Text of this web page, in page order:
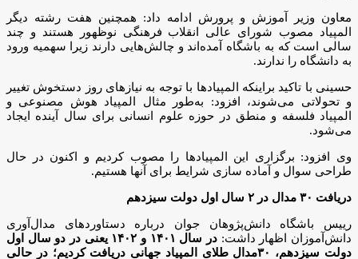
معاون وزیر آموزش و پرورش ادامه داد: همچنین هفت رشته دیگر
المپیاد مصوب شورای عالی انقلاب فرهنگی نوظهور هستند و چند
سالی است که به باشگاه آمده‌اند و چالش‌هایی دارند زیرا سهمیه ورود
به دانشگاه را ندارند.
حسینی با تاکید براینکه المپیادها با توجه به نیازهای روز دستخوش تغییر
و تحولاتی می‌شوند، افزود: به‌طور مثال المپیاد هوش مصنوعی و
المپیاد فلسفه و منطق در حوزه علوم انسانی برای سال آینده ایجاد
می‌شود.
وی افزود: برگزاری این المپیادها را مصوب کردیم و اکنون در حال
طراحی سوال و آماده سازی شرایط برای آنها هستیم.
دریافت ۳۰ مدال در ۲ سال اول دولت سیزدهم
رییس باشگاه دانش‌پژوهان جوان درباره دستاوردهای مدال‌آوری
دانش‌آموزان اظهار داشت:
در سال ۱۴۰۱ و ۱۴۰۲ یعنی در دو سال اول
دولت سیزدهم، ۳۰مدال طلای المپیاد جهانی دریافت کردیم؛ در حالی